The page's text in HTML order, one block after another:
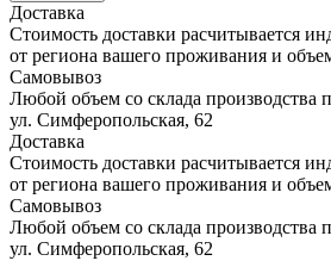
Доставка
Стоимость доставки расчитывается
от региона вашего проживания и
Самовывоз
Любой объем со склада производства
ул. Симферопольская, 62
Доставка
Стоимость доставки расчитывается
от региона вашего проживания и
Самовывоз
Любой объем со склада производства
ул. Симферопольская, 62